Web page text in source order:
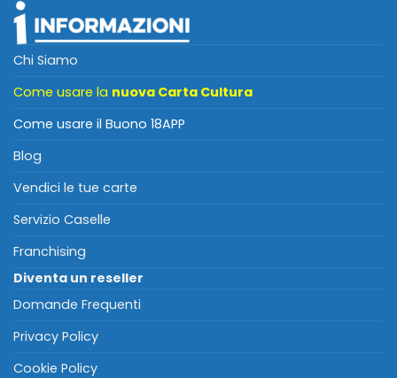
Chi Siamo
Come usare la nuova Carta Cultura
Come usare il Buono 18APP
Blog
Vendici le tue carte
Servizio Caselle
Franchising
Diventa un reseller
Domande Frequenti
Privacy Policy
Cookie Policy